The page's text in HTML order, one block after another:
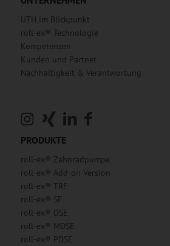
UTH im Blickpunkt
roll-ex® Technologie
Kompetenzen
Kunden und Partner
Nachhaltigkeit & Verantwortung
PRODUKTE
roll-ex® Zahnradpumpe
roll-ex® Add-on Version
roll-ex® TRF
roll-ex® SF
roll-ex® DSE
roll-ex® MDSE
roll-ex® PDSE